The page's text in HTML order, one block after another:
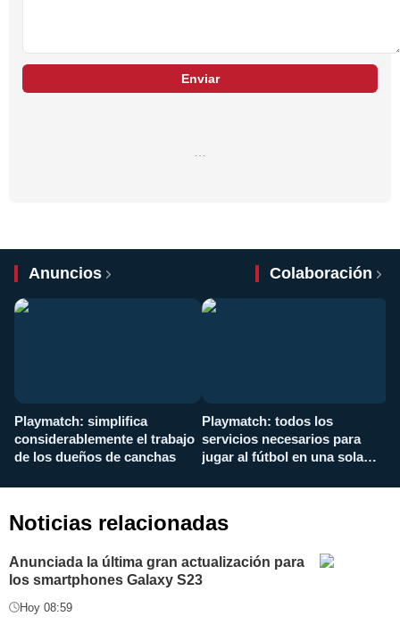
Enviar
Anuncios Colaboración
Playmatch: simplifica
considerablemente el trabajo
de los dueños de canchas
Playmatch: todos los
servicios necesarios para
jugar al fútbol en una sola
Noticias relacionadas
Anunciada la última gran actualización para
los smartphones Galaxy S23
Hoy 08:59